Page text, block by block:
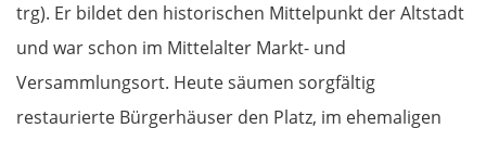
trg). Er bildet den historischen Mittelpunkt der Altstadt
und war schon im Mittelalter Markt- und
Versammlungsort. Heute säumen sorgfältig
restaurierte Bürgerhäuser den Platz, im ehemaligen